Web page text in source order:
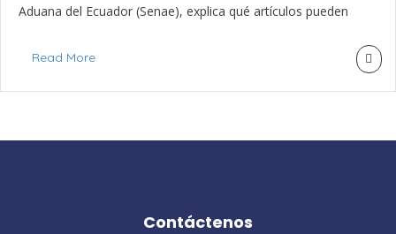
Aduana del Ecuador (Senae), explica qué artículos pueden
haciendo más viajes de compras a países como Colombia,
Los viajeros deben tener en […]
Read More
Contáctenos